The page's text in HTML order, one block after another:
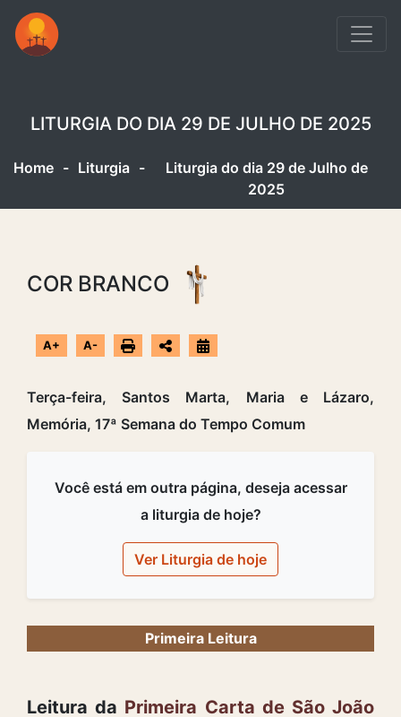
LITURGIA DO DIA 29 DE JULHO DE 2025
Home - Liturgia -
Liturgia do dia 29 de Julho de
2025
COR BRANCO
A+ A-
Terça-feira, Santos Marta, Maria e Lázaro,
Memória, 17ª Semana do Tempo Comum
Você está em outra página, deseja acessar
a liturgia de hoje?
Ver Liturgia de hoje
Primeira Leitura
Leitura da Primeira Carta de São João